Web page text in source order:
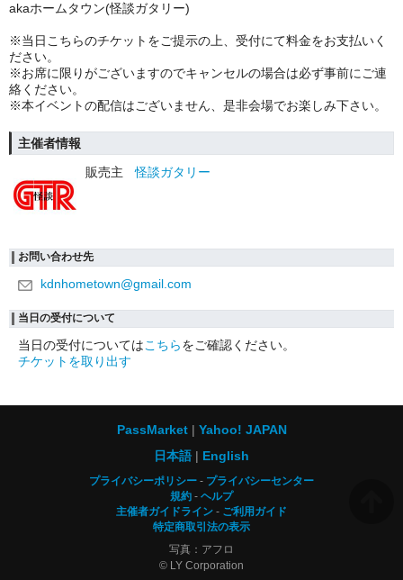
akaホームタウン(怪談ガタリー)
※当日こちらのチケットをご提示の上、受付にて料金をお支払いく
ださい。
※お席に限りがございますのでキャンセルの場合は必ず事前にご連
絡ください。
※本イベントの配信はございません、是非会場でお楽しみ下さい。
主催者情報
販売主
怪談ガタリー
お問い合わせ先
kdnhometown@gmail.com
当日の受付について
当日の受付についてはこちらをご確認ください。
チケットを取り出す
PassMarket
Yahoo! JAPAN
日本語
English
プライバシーポリシー
プライバシーセンター
規約
ヘルプ
主催者ガイドライン
ご利用ガイド
特定商取引法の表示
写真：アフロ
© LY Corporation